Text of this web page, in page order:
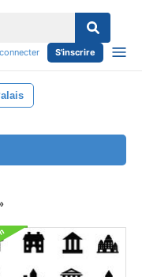
S'inscrire